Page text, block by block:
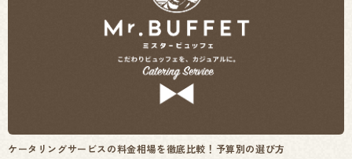
ケータリングサービスの料金相場を徹底比較！予算別の選び方